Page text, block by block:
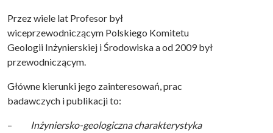
Przez wiele lat Profesor był
wiceprzewodniczącym Polskiego Komitetu
Geologii Inżynierskiej i Środowiska a od 2009 był
przewodniczącym.
Główne kierunki jego zainteresowań, prac
badawczych i publikacji to:
–
Inżyniersko-geologiczna charakterystyka